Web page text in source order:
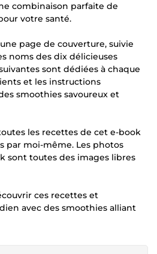
combinaison parfaite de
votre santé.
page de couverture, suivie
noms des dix délicieuses
sont dédiées à chaque
et les instructions
smoothies savoureux et
les recettes de cet e-book
par moi-même. Les photos
sont toutes des images libres
ces recettes et
avec des smoothies alliant